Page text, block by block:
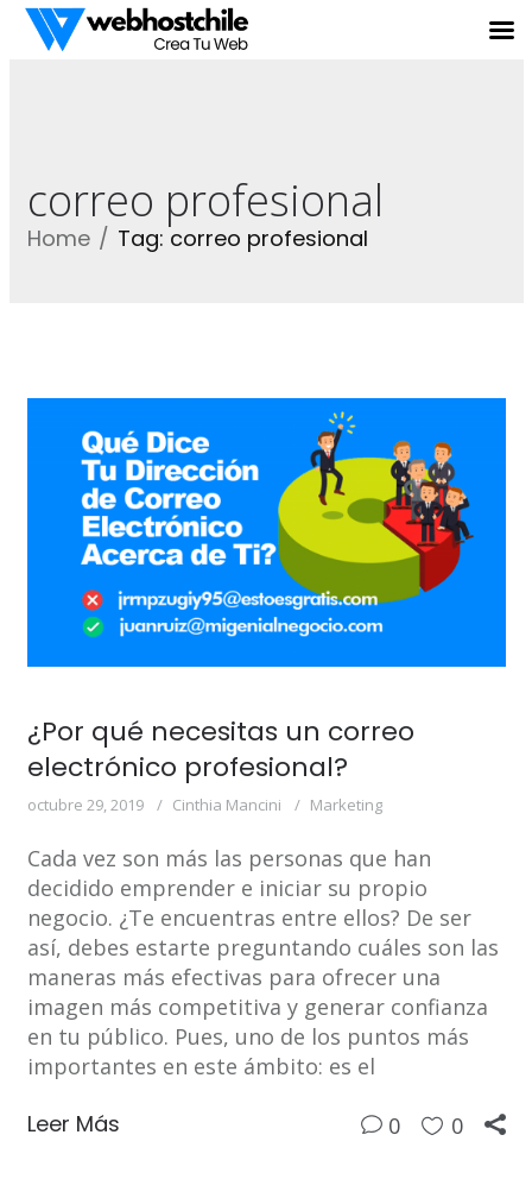
correo profesional
Home Tag: correo profesional
¿Por qué necesitas un correo
electrónico profesional?
octubre 29, 2019 Cinthia Mancini Marketing
Cada vez son más las personas que han
decidido emprender e iniciar su propio
negocio. ¿Te encuentras entre ellos? De ser
así, debes estarte preguntando cuáles son las
maneras más efectivas para ofrecer una
imagen más competitiva y generar confianza
en tu público. Pues, uno de los puntos más
importantes en este ámbito: es el
Leer Más 0 0